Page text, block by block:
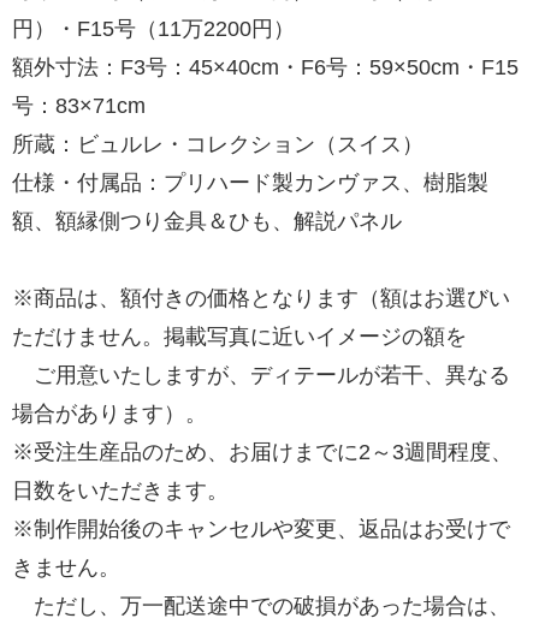
円）・F15号（11万2200円）
額外寸法：F3号：45×40cm・F6号：59×50cm・F15
号：83×71cm
所蔵：ビュルレ・コレクション（スイス）
仕様・付属品：プリハード製カンヴァス、樹脂製
額、額縁側つり金具＆ひも、解説パネル
※商品は、額付きの価格となります（額はお選びい
ただけません。掲載写真に近いイメージの額を
ご用意いたしますが、ディテールが若干、異なる
場合があります）。
※受注生産品のため、お届けまでに2～3週間程度、
日数をいただきます。
※制作開始後のキャンセルや変更、返品はお受けで
きません。
ただし、万一配送途中での破損があった場合は、